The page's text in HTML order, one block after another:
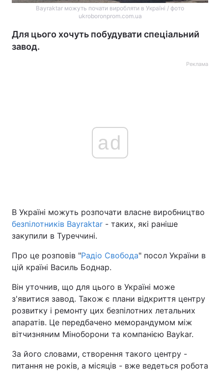
Bayraktar можуть почати виробляти в Україні / фото
ukroboronprom.com.ua
Для цього хочуть побудувати спеціальний
завод.
Реклама
ad
В Україні можуть розпочати власне виробництво
безпілотників Bayraktar - таких, які раніше
закупили в Туреччині.
Про це розповів "Радіо Свобода" посол України в
цій країні Василь Боднар.
Він уточнив, що для цього в Україні може
з'явитися завод. Також є плани відкриття центру
розвитку і ремонту цих безпілотних летальних
апаратів. Це передбачено меморандумом між
вітчизняним Міноборони та компанією Baykar.
За його словами, створення такого центру -
питання не років, а місяців - вже ведеться робота